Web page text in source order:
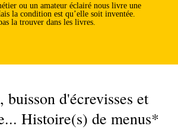
ou un amateur éclairé nous livre une
la condition est qu’elle soit inventée.
la trouver dans les livres.
buisson d'écrevisses et
Histoire(s) de menus*